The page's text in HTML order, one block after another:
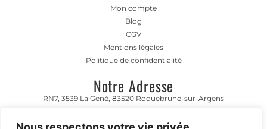
Mon compte
Blog
CGV
Mentions légales
Politique de confidentialité
Notre Adresse
RN7, 3539 La Gené, 83520 Roquebrune-sur-Argens
Horaire D'ouverture